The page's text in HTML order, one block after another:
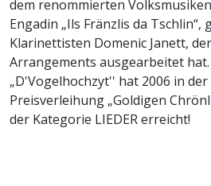
dem renommierten
Engadin „Ils Fränzlis da Tschlin“,
Klarinettisten Domenic Janett,
Arrangements ausgearbeitet
„D'Vogelhochzyt'' hat 2006 in der
Preisverleihung „Goldigen
der Kategorie LIEDER erreicht!